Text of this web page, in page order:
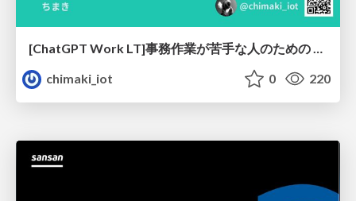
[ChatGPT Work LT]事務作業が苦手な人のための バックオフィスの「半」自動化
chimaki_iot
0 220